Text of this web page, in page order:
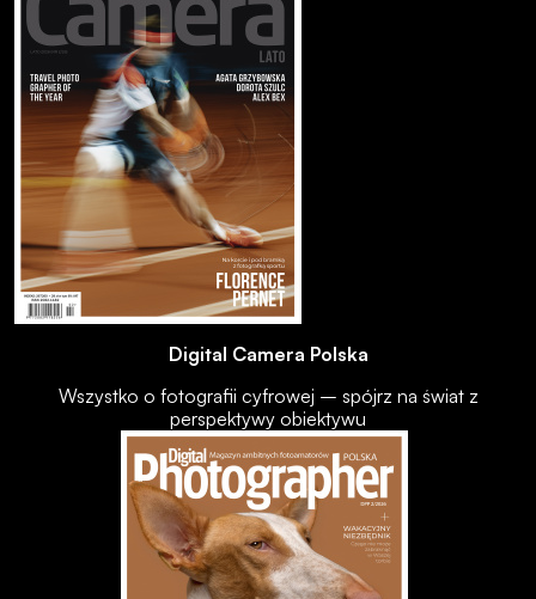
Digital Camera Polska
Wszystko o fotografii cyfrowej – spójrz na świat z
perspektywy obiektywu